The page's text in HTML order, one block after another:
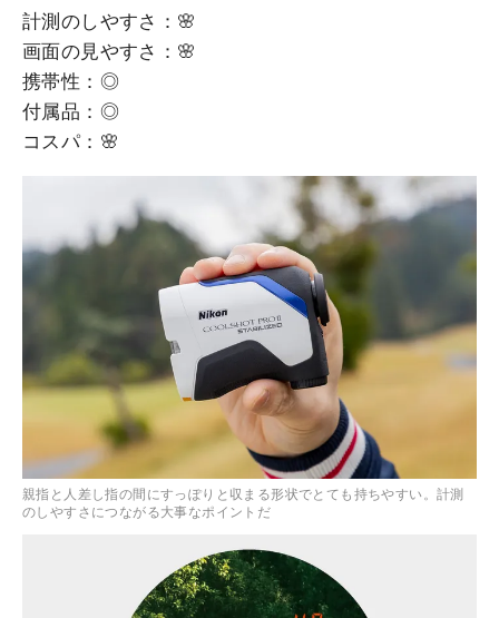
計測のしやすさ：🌸
画面の見やすさ：🌸
携帯性：◎
付属品：◎
コスパ：🌸
親指と人差し指の間にすっぽりと収まる形状でとても持ちやすい。計測
のしやすさにつながる大事なポイントだ